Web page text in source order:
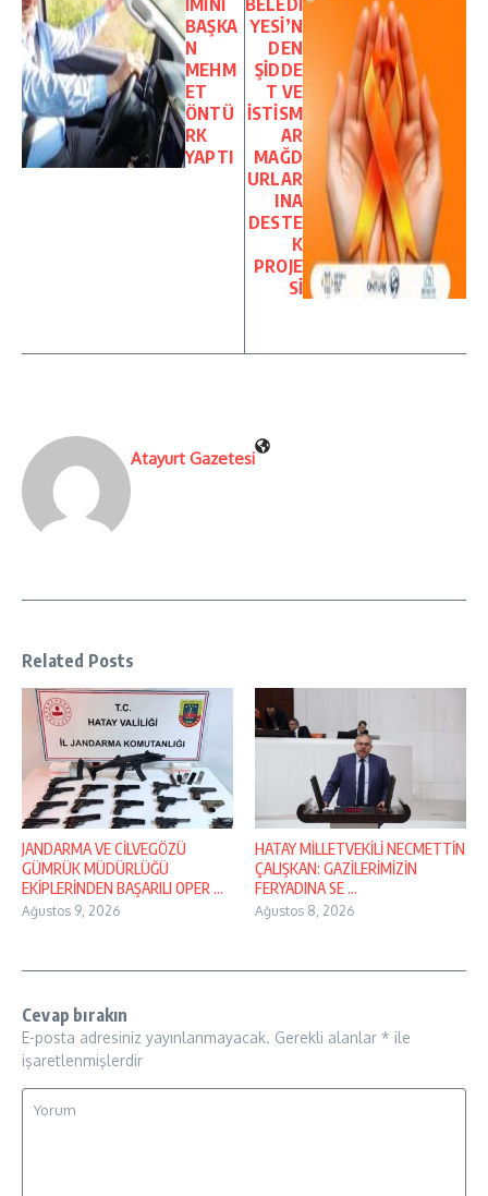
İMİNİ
BAŞKA
N
MEHM
ET
ÖNTÜ
RK
YAPTI
BELEDİ
YESİ’N
DEN
ŞİDDE
T VE
İSTİSM
AR
MAĞD
URLAR
INA
DESTE
K
PROJE
Sİ
Atayurt Gazetesi
Related Posts
JANDARMA VE CİLVEGÖZÜ
GÜMRÜK MÜDÜRLÜĞÜ
EKİPLERİNDEN BAŞARILI OPER ...
Ağustos 9, 2026
HATAY MİLLETVEKİLİ NECMETTİN
ÇALIŞKAN: GAZİLERİMİZİN
FERYADINA SE ...
Ağustos 8, 2026
Cevap bırakın
E-posta adresiniz yayınlanmayacak. Gerekli alanlar * ile
işaretlenmişlerdir